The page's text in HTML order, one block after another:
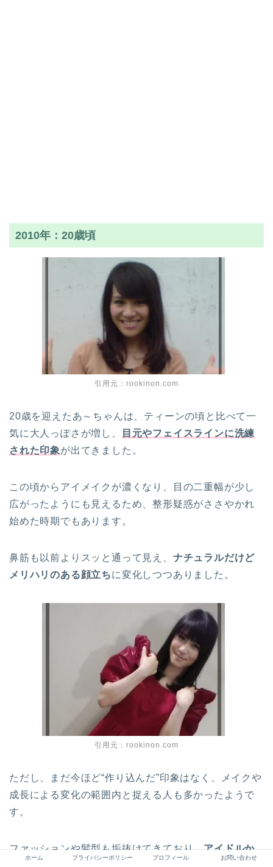
2010年：20歳頃
引用元：rookinon.com
20歳を迎えたあ～ちゃんは、ティーンの頃と比べて一
気に大人っぽさが増し、
目元やフェイスラインに洗練
された印象が出てきました。
この頃からアイメイクが濃くなり、目の二重幅が少し
広がったようにも見えるため、整形疑惑がささやかれ
始めた時期でもあります。
鼻筋も以前よりスッと通って見え、 ナチュラルだけど
メリハリのある顔立ちに変化しつつありました。
引用元：rookinon.com
ただし、まだ今ほど“作り込んだ”印象はなく、メイクや
成長による変化の範囲内と捉える人も多かったようで
す。
ファッションや髪型も垢抜けてきており、 アイドルか
ホーム プライバシーポリシー プロフィール お問い合わせ